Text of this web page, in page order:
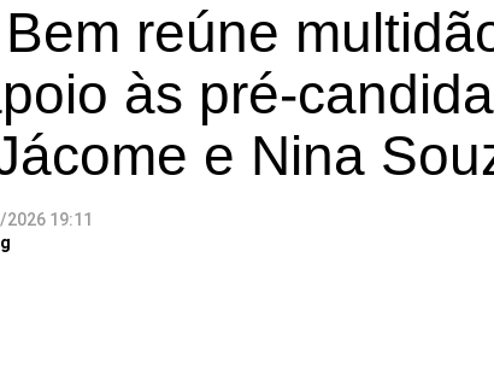
reúne
às pré-
e Nina
19:11